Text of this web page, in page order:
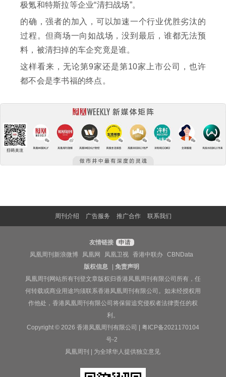
极氪和特斯拉等企业“清扫战场”。
的确，强者的加入，可以加速一个行业优胜劣汰的
过程。但商场一向如战场，没到最后，谁都无法预
料，被清扫掉的车企究竟是谁。
这样看来，无论第9家还是第10家上市公司，也许
都不会是李书福的终点。
周刊介绍 广告服务 推广合作 联系我们
友情链接
申请
凤凰周刊新浪微博
凤凰网 凤凰卫视 香港中联办
CBNData
版权信息
|免责声明
凤凰周刊网站所有刊登文章版权归香港凤凰周刊有限公司所有，任
何转载或商业用途均须联系香港凤凰周刊有限公司。如未经授权用
作他处，香港凤凰周刊有限公司将保留追究侵权者法律责任的权
利。
Copyright © 2026 香港凤凰周刊有限公司 | 粤ICP备2021170104
号-2
凤凰周刊 | 为全球华人提供独立意见